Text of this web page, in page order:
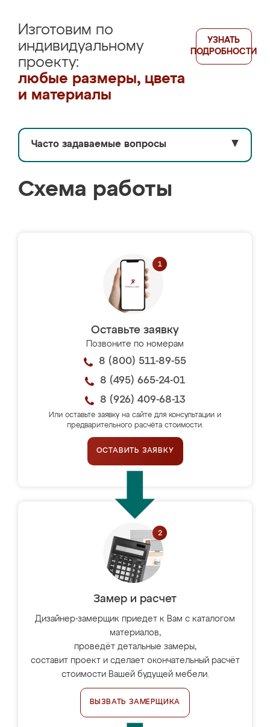
Изготовим по
индивидуальному
проекту:
любые размеры, цвета
и материалы
УЗНАТЬ
ПОДРОБНОСТИ
Часто задаваемые вопросы ▼
Схема работы
Оставьте заявку
Позвоните по номерам
8 (800) 511-89-55
8 (495) 665-24-01
8 (926) 409-68-13
Или оставьте заявку на сайте для консультации и
предварительного расчёта стоимости.
ОСТАВИТЬ ЗАЯВКУ
Замер и расчет
Дизайнер-замерщик приедет к Вам с каталогом
материалов,
проведёт детальные замеры,
составит проект и сделает окончательный расчёт
стоимости Вашей будущей мебели.
ВЫЗВАТЬ ЗАМЕРЩИКА